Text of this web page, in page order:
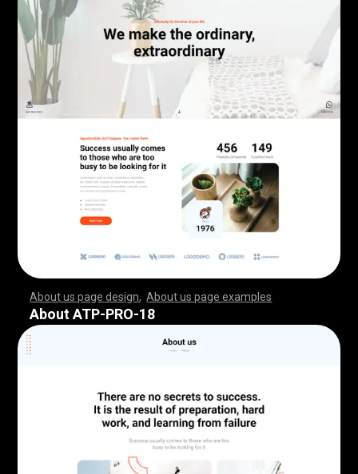
About us page design ,About us page examples
,,,,,,,,,,,,,,,,,,,,,,,, ,,,,,,,,,,,,,,,,,,,,,,,,,,,
,,,,,,,,,,,,,,,,,,,,,,,, ,,,,,,,,,,,,,,,,,,,,,,,,,,,
,,,,,,,,,,,,,,,,,,,,,,,, ,,,,,,,,,,,,,,,,,,,,,,,,,,,
,,,,,,,,,,,,,,,,,,,,,,,, ,,,,,,,,,,,,,,,,,,,,,,,,,,,
,,,,,,,,,,,,,,,,,,,,,,,, ,,,,,,,,,,,,,,,,,,,,,,,,,,,
,,,,,,,,,,,,,,,,,,,,,,,, ,,,,,,,,,,,,,,,,,,,,,,,,,,,
,,,,,,,,,,,,,,,,,,,,,,,, ,,,,,,,,,,,,,,,,,,,,,,,,,,,
,,,,,,,,,,,,,,,,,,,,,,,, ,,,,,,,,,,,,
About ATP-PRO-18